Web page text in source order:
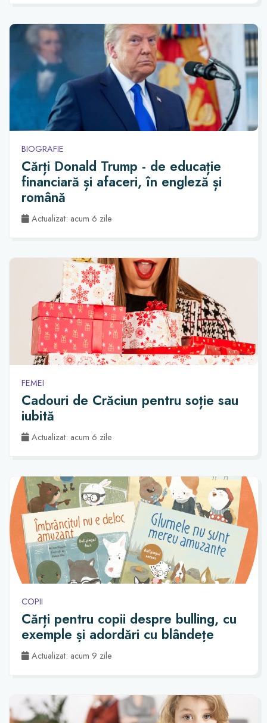
BIOGRAFIE
Cărți Donald Trump - de educație
financiară și afaceri, în engleză și
română
Actualizat: acum 6 zile
FEMEI
Cadouri de Crăciun pentru soție sau
iubită
Actualizat: acum 6 zile
COPII
Cărți pentru copii despre bulling, cu
exemple și adordări cu blândețe
Actualizat: acum 9 zile